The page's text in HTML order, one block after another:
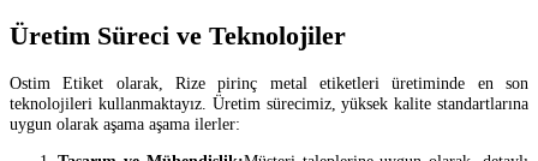
Üretim Süreci ve Teknolojiler
Ostim Etiket olarak, Rize pirinç metal etiketleri üretiminde en son
teknolojileri kullanmaktayız. Üretim sürecimiz, yüksek kalite standartlarına
uygun olarak aşama aşama ilerler: